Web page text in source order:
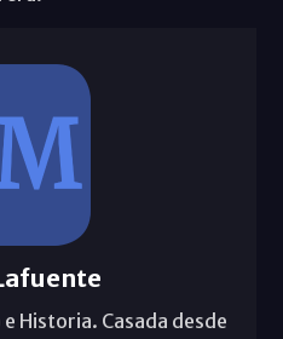
Historia. Casada desde